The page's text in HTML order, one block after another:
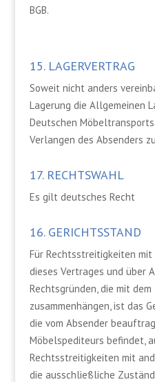
BGB.
15. LAGERVERTRAG
Soweit nicht anders
Lagerung die Allgemeinen
Deutschen
Verlangen des Absenders
17. RECHTSWAHL
Es gilt deutsches Recht
16. GERICHTSSTAND
Für Rechtsstreitigkeiten
dieses Vertrages und über
Rechtsgründen, die mit
zusammenhängen, ist das
die vom Absender
Möbelspediteurs befindet,
Rechtsstreitigkeiten mit
die ausschließliche